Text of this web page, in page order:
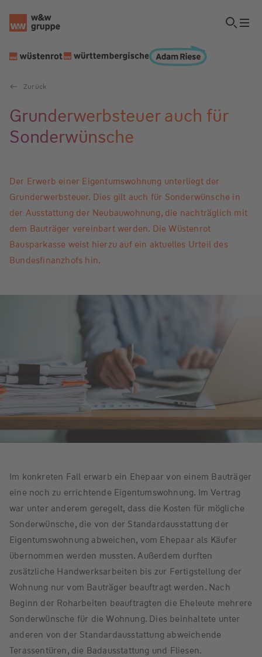
Zurück
Grunderwerbsteuer auch für
Sonderwünsche
Der Erwerb einer Eigentumswohnung unterliegt der
Grunderwerbsteuer. Dies gilt auch für Sonderwünsche in
der Ausstattung der Neubauwohnung, die nachträglich mit
dem Bauträger vereinbart werden. Die Wüstenrot
Bausparkasse weist hierzu auf ein aktuelles Urteil des
Bundesfinanzhofs hin.
Im konkreten Fall erwarb ein Ehepaar von einem Bauträger
eine noch zu errichtende Eigentumswohnung. Im Vertrag
war unter anderem geregelt, dass die Kosten für mögliche
Sonderwünsche, die von der Standardausstattung der
Eigentumswohnung abweichen, vom Ehepaar als Käufer
übernommen werden mussten. Außerdem durften
zusätzliche Handwerksarbeiten bis zur Fertigstellung der
Wohnung nur vom Bauträger beauftragt werden. Nach
Beginn der Roharbeiten beauftragten die Eheleute mehrere
Sonderwünsche für die Wohnung. Dies beinhaltete unter
anderen von der Standardausstattung abweichende
Terassentüren, die Badausstattung und Fliesen.